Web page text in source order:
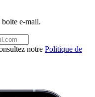
e-mail.
notre Politique de